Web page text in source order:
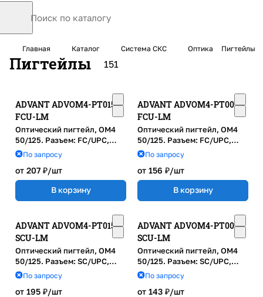
Главная Каталог Система СКС Оптика Пигтейлы
Пигтейлы 151
ADVANT ADVOM4-PT015-
FCU-LM
Оптический пигтейл, OM4
50/125. Разъем: FC/UPC,
1,5м, LSZH, диаметр: 0.9м,
маджента
По запросу
от 207 ₽/шт
В корзину
ADVANT ADVOM4-PT005-
FCU-LM
Оптический пигтейл, OM4
50/125. Разъем: FC/UPC,
0,5м, LSZH, диаметр: 0.9м,
маджента
По запросу
от 156 ₽/шт
В корзину
ADVANT ADVOM4-PT015-
SCU-LM
Оптический пигтейл, OM4
50/125. Разъем: SC/UPC,
1,5м, LSZH, диаметр: 0.9м,
маджента
По запросу
от 195 ₽/шт
ADVANT ADVOM4-PT005-
SCU-LM
Оптический пигтейл, OM4
50/125. Разъем: SC/UPC,
0,5м, LSZH, диаметр: 0.9м,
маджента
По запросу
от 143 ₽/шт